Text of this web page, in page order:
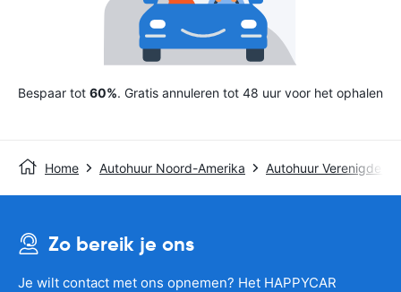
Bespaar tot 60%. Gratis annuleren tot 48 uur voor het ophalen
Home Autohuur Noord-Amerika Autohuur Verenigde
Zo bereik je ons
Je wilt contact met ons opnemen? Het HAPPYCAR